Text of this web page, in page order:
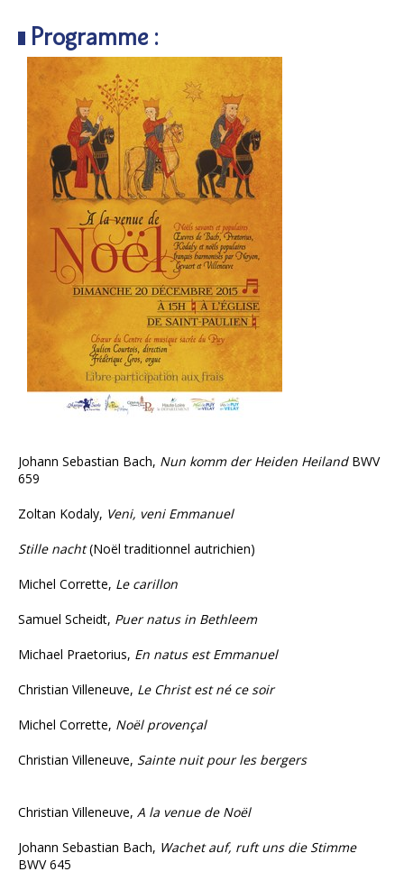
Programme :
Johann Sebastian Bach, Nun komm der Heiden HeilandBWV
659
Zoltan Kodaly, Veni, veni Emmanuel
Stille nacht(Noël traditionnel autrichien)
Michel Corrette, Le carillon
Samuel Scheidt, Puer natus in Bethleem
Michael Praetorius, En natus est Emmanuel
Christian Villeneuve, Le Christ est né ce soir
Michel Corrette, Noël provençal
Christian Villeneuve, Sainte nuit pour les bergers
Christian Villeneuve, A la venue de Noël
Johann Sebastian Bach, Wachet auf, ruft uns die Stimme
BWV 645